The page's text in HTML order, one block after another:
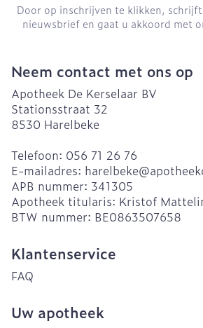
Door op inschrijven te klikken,
nieuwsbrief en gaat u akkoord met
Neem contact met ons op
Apotheek De Kerselaar BV
Stationsstraat 32
8530 Harelbeke
Telefoon: 056 71 26 76
E-mailadres: harelbeke@
APB nummer: 341305
Apotheek titularis: Kristof
BTW nummer: BE0863507658
Klantenservice
FAQ
Uw apotheek